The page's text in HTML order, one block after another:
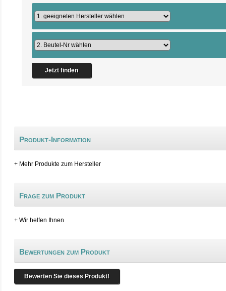
Jetzt finden
Produkt-Information
+ Mehr Produkte zum Hersteller
Frage zum Produkt
+ Wir helfen Ihnen
Bewertungen zum Produkt
Bewerten Sie dieses Produkt!